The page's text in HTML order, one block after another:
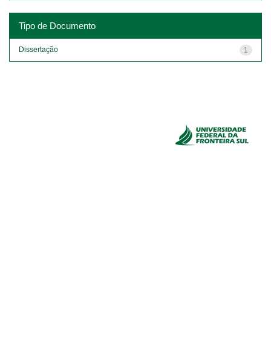
Tipo de Documento
1
Dissertação